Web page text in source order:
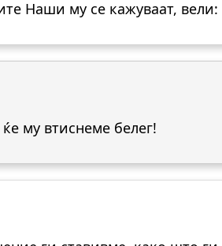
Наши му се кажуваат,
му втиснеме белег!